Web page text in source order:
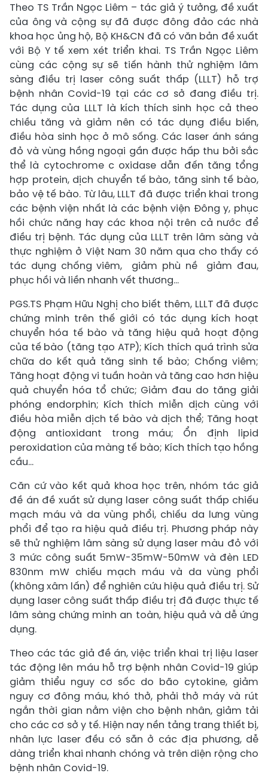
Theo TS Trần Ngọc Liêm – tác giả ý tưởng, đề xuất
của ông và cộng sự đã được đông đảo các nhà
khoa học ủng hộ, Bộ KH&CN đã có văn bản đề xuất
với Bộ Y tế xem xét triển khai. TS Trần Ngọc Liêm
cùng các cộng sự sẽ tiến hành thử nghiệm lâm
sàng điều trị laser công suất thấp (LLLT) hỗ trợ
bệnh nhân Covid-19 tại các cơ sở đang điều trị.
Tác dụng của LLLT là kích thích sinh học cả theo
chiều tăng và giảm nên có tác dụng điều biến,
điều hòa sinh học ở mô sống. Các laser ánh sáng
đỏ và vùng hồng ngoại gần được hấp thu bởi sắc
thể là cytochrome c oxidase dẫn đến tăng tổng
hợp protein, dịch chuyển tế bào, tăng sinh tế bào,
bảo vệ tế bào. Từ lâu, LLLT đã được triển khai trong
các bệnh viện nhất là các bệnh viện Đông y, phục
hồi chức năng hay các khoa nội trên cả nước để
điều trị bệnh. Tác dụng của LLLT trên lâm sàng và
thực nghiệm ở Việt Nam 30 năm qua cho thấy có
tác dụng chống viêm, giảm phù nề giảm đau,
phục hồi và liền nhanh vết thương…
PGS.TS Phạm Hữu Nghị cho biết thêm, LLLT đã được
chứng minh trên thế giới có tác dụng kích hoạt
chuyển hóa tế bào và tăng hiệu quả hoạt động
của tế bào (tăng tạo ATP); Kích thích quá trình sửa
chữa do kết quả tăng sinh tế bào; Chống viêm;
Tăng hoạt động vi tuần hoàn và tăng cao hơn hiệu
quả chuyển hóa tổ chức; Giảm đau do tăng giải
phóng endorphin; Kích thích miễn dịch cùng với
điều hòa miễn dịch tế bào và dịch thể; Tăng hoạt
động antioxidant trong máu; Ổn định lipid
peroxidation của màng tế bào; Kích thích tạo hồng
cầu...
Căn cứ vào kết quả khoa học trên, nhóm tác giả
đề án đề xuất sử dụng laser công suất thấp chiếu
mạch máu và da vùng phổi, chiếu da lưng vùng
phổi để tạo ra hiệu quả điều trị. Phương pháp này
sẽ thử nghiệm lâm sàng sử dụng laser màu đỏ với
3 mức công suất 5mW-35mW-50mW và đèn LED
830nm mW chiếu mạch máu và da vùng phổi
(không xâm lấn) để nghiên cứu hiệu quả điều trị. Sử
dụng laser công suất thấp điều trị đã được thực tế
lâm sàng chứng minh an toàn, hiệu quả và dễ ứng
dụng.
Theo các tác giả đề án, việc triển khai trị liệu laser
tác động lên máu hỗ trợ bệnh nhân Covid-19 giúp
giảm thiểu nguy cơ sốc do bão cytokine, giảm
nguy cơ đông máu, khó thở, phải thở máy và rút
ngắn thời gian nằm viện cho bệnh nhân, giảm tải
cho các cơ sở y tế. Hiện nay nền tảng trang thiết bị,
nhân lực laser đều có sẵn ở các địa phương, dễ
dàng triển khai nhanh chóng và trên diện rộng cho
bệnh nhân Covid-19.